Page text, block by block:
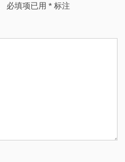
必填项已用 * 标注